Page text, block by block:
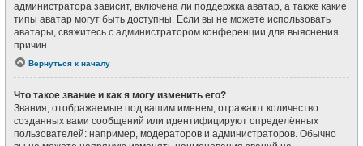
администратора зависит, включена ли поддержка аватар, а также какие
типы аватар могут быть доступны. Если вы не можете использовать
аватары, свяжитесь с администратором конференции для выяснения
причин.
Вернуться к началу
Что такое звание и как я могу изменить его?
Звания, отображаемые под вашим именем, отражают количество
созданных вами сообщений или идентифицируют определённых
пользователей: например, модераторов и администраторов. Обычно